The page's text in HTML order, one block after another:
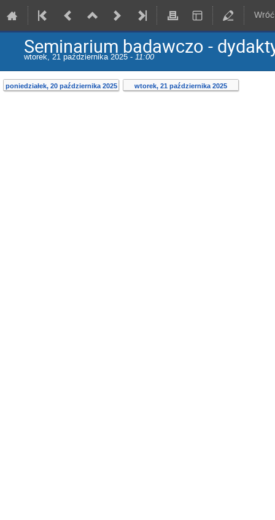
Seminarium badawczo -
wtorek, 21 października 2025 - 11:00
poniedziałek, 20 października 2025 wtorek, 21 października 2025